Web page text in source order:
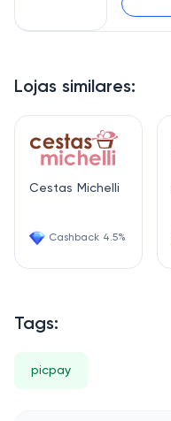
Lojas similares:
Cestas Michelli
Cashback 4.5%
Tags:
picpay